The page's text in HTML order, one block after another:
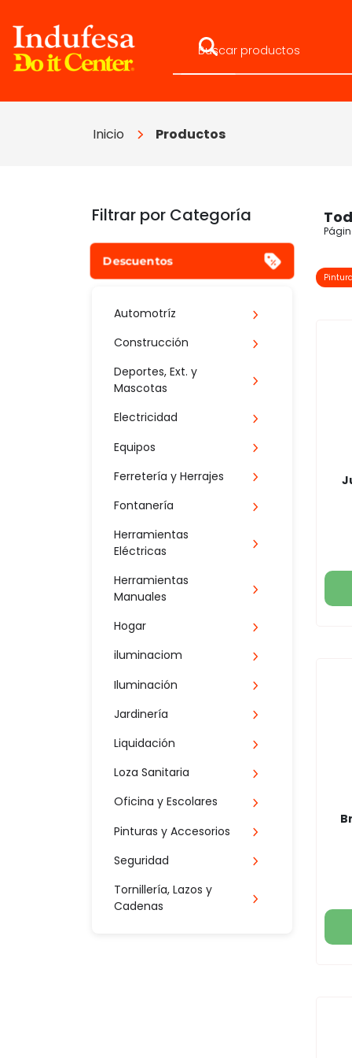
Inicio Productos
Filtrar por Categoría
Descuentos
Automotríz
Construcción
Deportes, Ext. y
Mascotas
Electricidad
Equipos
Ferretería y Herrajes
Fontanería
Herramientas
Eléctricas
Herramientas
Manuales
Hogar
iluminaciom
Iluminación
Jardinería
Liquidación
Loza Sanitaria
Oficina y Escolares
Pinturas y Accesorios
Seguridad
Tornillería, Lazos y
Cadenas